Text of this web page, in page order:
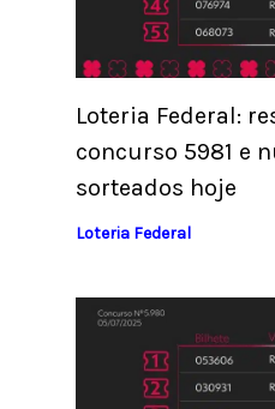
Loteria Federal:
concurso 5981 e
sorteados hoje
Loteria Federal